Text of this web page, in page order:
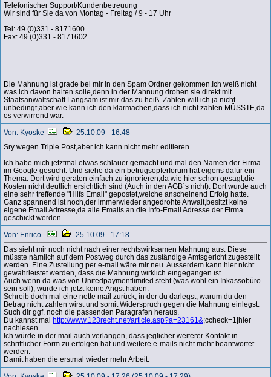
Telefonischer Support/Kundenbetreuung
Wir sind für Sie da von Montag - Freitag / 9 - 17 Uhr
Tel: 49 (0)331 - 8171600
Fax: 49 (0)331 - 8171602
Die Mahnung ist grade bei mir in den Spam Ordner gekommen.Ich weiß nicht
was ich davon halten solle,denn in der Mahnung drohen sie direkt mit
Staatsanwaltschaft.Langsam ist mir das zu heiß. Zahlen will ich ja nicht
unbedingt,aber wie kann ich den klarmachen,dass ich nicht zahlen MÜSSTE,da
es verwirrend war.
Von: Kyoske
25.10.09 - 16:48
Sry wegen Triple Post,aber ich kann nicht mehr editieren.
Ich habe mich jetztmal etwas schlauer gemacht und mal den Namen der Firma
im Google gesucht. Und siehe da ein betrugsopferforum hat eigens dafür ein
Thema. Dort wird geraten einfach zu ignorieren,da wie hier schon gesagt,die
Kosten nicht deutlich ersichtlich sind (Auch in den AGB´s nicht). Dort wurde auch
eine sehr treffende "Hilfs Email" gepostet,welche anscheinend Erfolg hatte.
Ganz spannend ist noch,der immerwieder angedrohte Anwalt,besitzt keine
eigene Email Adresse,da alle Emails an die Info-Email Adresse der Firma
geschickt werden.
Von: Enrico-
25.10.09 - 17:18
Das sieht mir noch nicht nach einer rechtswirksamen Mahnung aus. Diese
müsste nämlich auf dem Postweg durch das zuständige Amtsgericht zugestellt
werden. Eine Zustellung per e-mail wäre mir neu. Ausserdem kann hier nicht
gewährleistet werden, dass die Mahnung wirklich eingegangen ist.
Auch wenn da was von Unitedpaymentlimited steht (was wohl ein Inkassobüro
sein soll), würde ich jetzt keine Angst haben.
Schreib doch mal eine nette mail zurück, in der du darlegst, warum du den
Betrag nicht zahlen wirst und somit Widerspruch gegen die Mahnung einlegst.
Such dir ggf. noch die passenden Paragrafen heraus.
Du kannst mal http://www.123recht.net/article.asp?a=23161&;ccheck=1|hier
nachlesen.
Ich würde in der mail auch verlangen, dass jeglicher weiterer Kontakt in
schriftlicher Form zu erfolgen hat und weitere e-mails nicht mehr beantwortet
werden.
Damit haben die erstmal wieder mehr Arbeit.